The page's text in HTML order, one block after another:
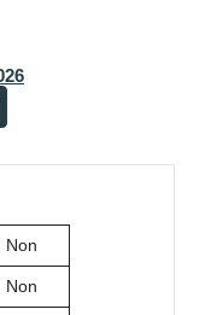
Non
Non